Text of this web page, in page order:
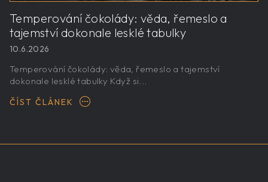
Temperování čokolády: věda, řemeslo a
tajemství dokonale lesklé tabulky
10.6.2026
Temperování čokolády: věda, řemeslo a tajemství
dokonale lesklé tabulky Když si...
ČÍST ČLÁNEK